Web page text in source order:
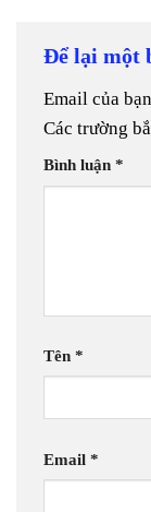
Để lại một
Email của
Các trường
Bình luận *
Tên *
Email *